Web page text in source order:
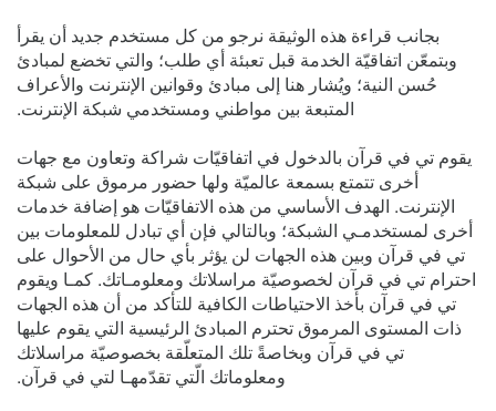
بجانب قراءة هذه الوثيقة نرجو من كل مستخدم جديد أن يقرأ
وبتمعّن اتفاقيّة الخدمة قبل تعبئة أي طلب؛ والتي تخضع لمبادئ
حُسن النية؛ ويُشار هنا إلى مبادئ وقوانين الإنترنت والأعراف
المتبعة بين مواطني ومستخدمي شبكة الإنترنت.‏
يقوم تي في قرآن بالدخول في اتفاقيّات شراكة وتعاون مع جهات
أخرى تتمتع بسمعة عالميّة ولها حضور مرموق على شبكة
الإنترنت. الهدف الأساسي من هذه الاتفاقيّات هو إضافة خدمات
أخرى لمستخدمـي الشبكة؛ وبالتالي فإن أي تبادل للمعلومات بين
تي في قرآن وبين هذه الجهات لن يؤثر بأي حال من الأحوال على
احترام تي في قرآن لخصوصيّة مراسلاتك ومعلومـاتك. كمـا ويقوم
تي في قرآن بأخذ الاحتياطات الكافية للتأكد من أن هذه الجهات
ذات المستوى المرموق تحترم المبادئ الرئيسية التي يقوم عليها
تي في قرآن وبخاصةً تلك المتعلّقة بخصوصيّة مراسلاتك
ومعلوماتك الّتي تقدّمهـا لتي في قرآن.‏